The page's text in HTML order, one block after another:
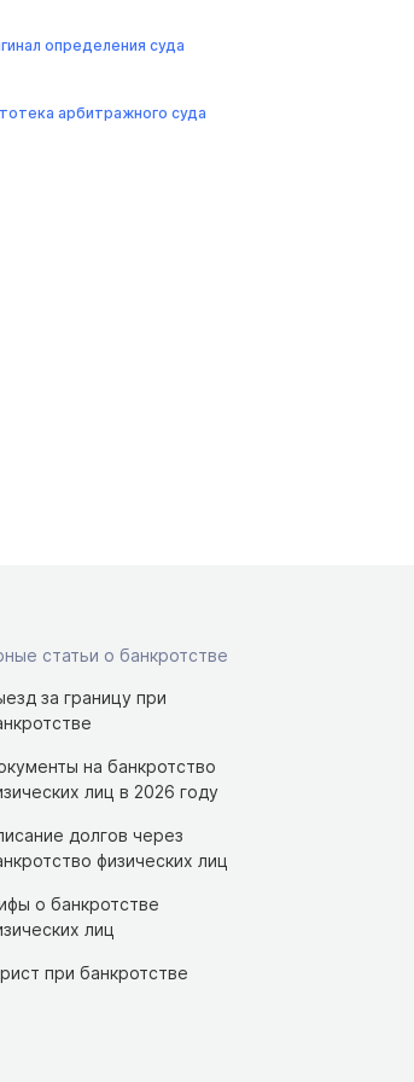
определения суда
арбитражного суда
статьи о банкротстве
за границу при
на банкротство
лиц в 2026 году
долгов через
физических лиц
о банкротстве
лиц
при банкротстве